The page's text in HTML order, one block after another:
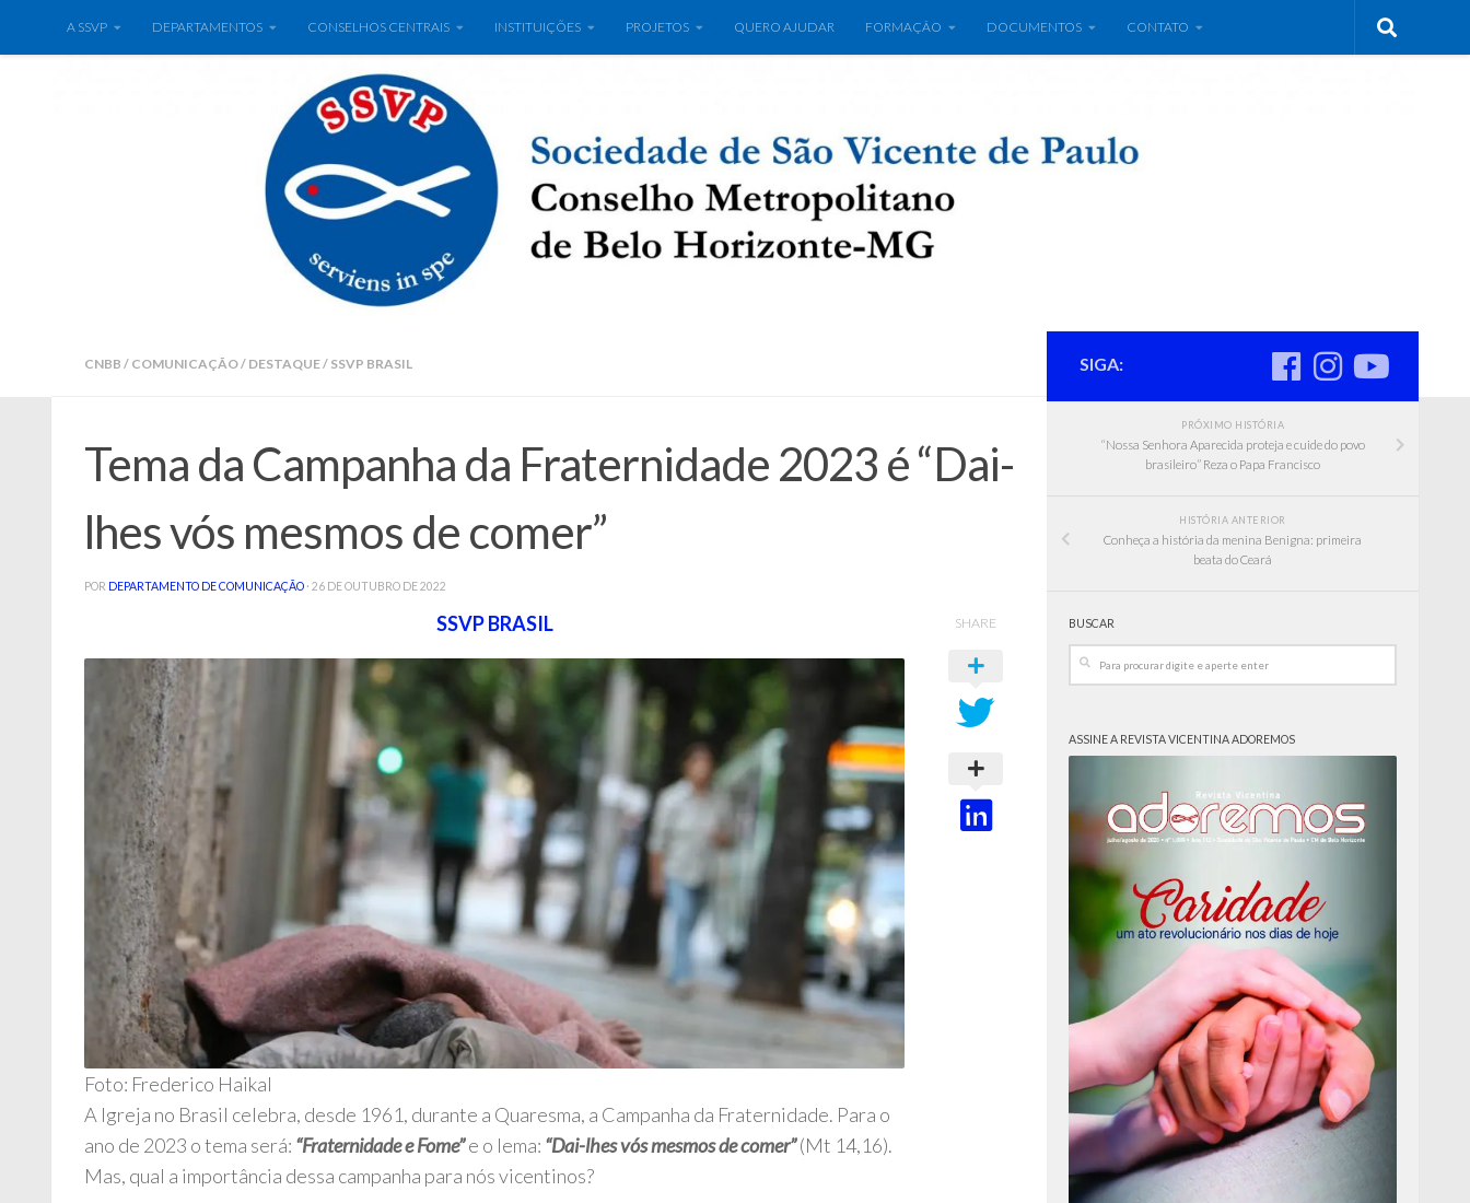
A SSVP DEPARTAMENTOS CONSELHOS CENTRAIS INSTITUIÇÕES PROJETOS QUERO AJUDAR FORMAÇÃO DOCUMENTOS CONTATO
CNBB / COMUNICAÇÃO/ DESTAQUE/ SSVP BRASIL
Tema da Campanha da Fraternidade 2023 é “Dai-
lhes vós mesmos de comer”
POR DEPARTAMENTO DE COMUNICAÇÃO · 26 DE OUTUBRO DE 2022
SSVP BRASIL
Foto: Frederico Haikal
A Igreja no Brasil celebra, desde 1961, durante a Quaresma, a Campanha da Fraternidade. Para o
ano de 2023 o tema será: “Fraternidade e Fome”e o lema: “Dai-lhes vós mesmos de comer”(Mt 14,16).
Mas, qual a importância dessa campanha para nós vicentinos?
SHARE
SIGA:
PRÓXIMO HISTÓRIA
“Nossa Senhora Aparecida proteja e cuide do povo
brasileiro” Reza o Papa Francisco
HISTÓRIA ANTERIOR
Conheça a história da menina Benigna: primeira
beata do Ceará
BUSCAR
ASSINE A REVISTA VICENTINA ADOREMOS